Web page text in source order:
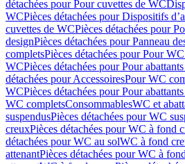
détachées pour Pour cuvettes de WC
WCPièces détachées pour Dispositifs
cuvettes de WCPièces détachées pour
designPièces détachées pour Panneau
completsPièces détachées pour Pour
WCPièces détachées pour Pour
détachées pour AccessoiresPour WC
WCPièces détachées pour Pour
WC completsConsommablesWC et
suspendusPièces détachées pour WC
creuxPièces détachées pour WC à fond
détachées pour WC au solWC à fond
attenantPièces détachées pour WC à